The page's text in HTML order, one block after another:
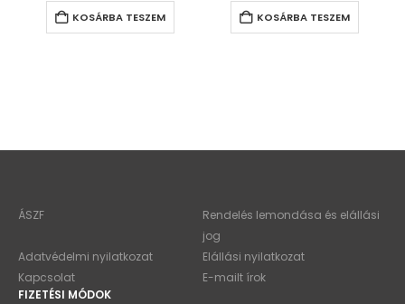
KOSÁRBA TESZEM KOSÁRBA TESZEM
ÁSZF
Rendelés lemondása és elállási
jog
Adatvédelmi nyilatkozat
Elállási nyilatkozat
Kapcsolat
E-mailt írok
FIZETÉSI MÓDOK